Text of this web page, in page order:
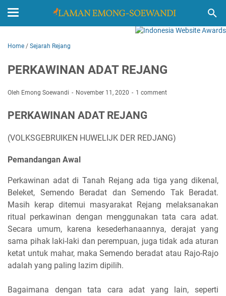
Home / Sejarah Rejang
PERKAWINAN ADAT REJANG
Oleh Emong Soewandi November 11, 2020 1 comment
PERKAWINAN ADAT REJANG
(VOLKSGEBRUIKEN HUWELIJK DER REDJANG)
Pemandangan Awal
Perkawinan adat di Tanah Rejang ada tiga yang dikenal,
Beleket, Semendo Beradat dan Semendo Tak Beradat.
Masih kerap ditemui masyarakat Rejang melaksanakan
ritual perkawinan dengan menggunakan tata cara adat.
Secara umum, karena kesederhanaannya, derajat yang
sama pihak laki-laki dan perempuan, juga tidak ada aturan
ketat untuk mahar, maka Semendo beradat atau Rajo-Rajo
adalah yang paling lazim dipilih.
Bagaimana dengan tata cara adat yang lain, seperti